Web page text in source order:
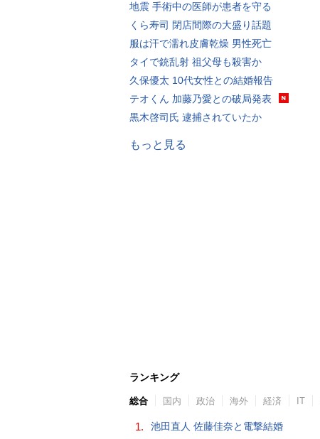
地震 手術中の医師が患者を守る
くら寿司 閉店間際の大盛り話題
服は汗で濡れ皮膚乾燥 男性死亡
タイで銃乱射 祖父母も殺害か
久保優太 10代女性との結婚報告
テオくん 加藤乃愛との破局発表
黒木啓司氏 逮捕されていたか
もっと見る
ランキング
総合 国内 政治 海外 経済 IT
1. 池田直人 佐藤佳奈と電撃結婚